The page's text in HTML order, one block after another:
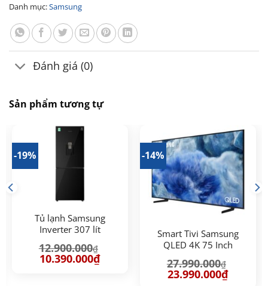
Danh mục:Samsung
Đánh giá (0)
Sản phẩm tương tự
-19%
Tủ lạnh Samsung
Inverter 307 lít
12.900.000₫
Giá
gốc
10.390.000₫Giá
-14%
Smart Tivi Samsung
QLED 4K 75 Inch
27.990.000₫
Giá
gốc
23.990.000₫Giá